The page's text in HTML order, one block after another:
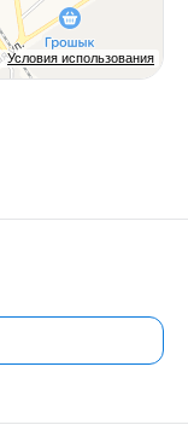
Условия использования